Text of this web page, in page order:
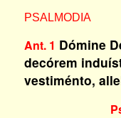
PSALMODIA
Ant. 1 Dómine
decórem
vestiménto,